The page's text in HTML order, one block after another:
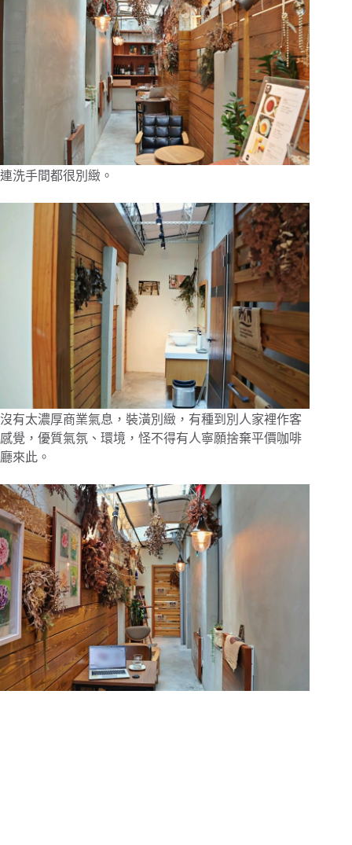
連洗手間都很別緻。
沒有太濃厚商業氣息，裝潢別緻，有種到別人家裡作客
感覺，優質氣氛、環境，怪不得有人寧願捨棄平價咖啡
廳來此。